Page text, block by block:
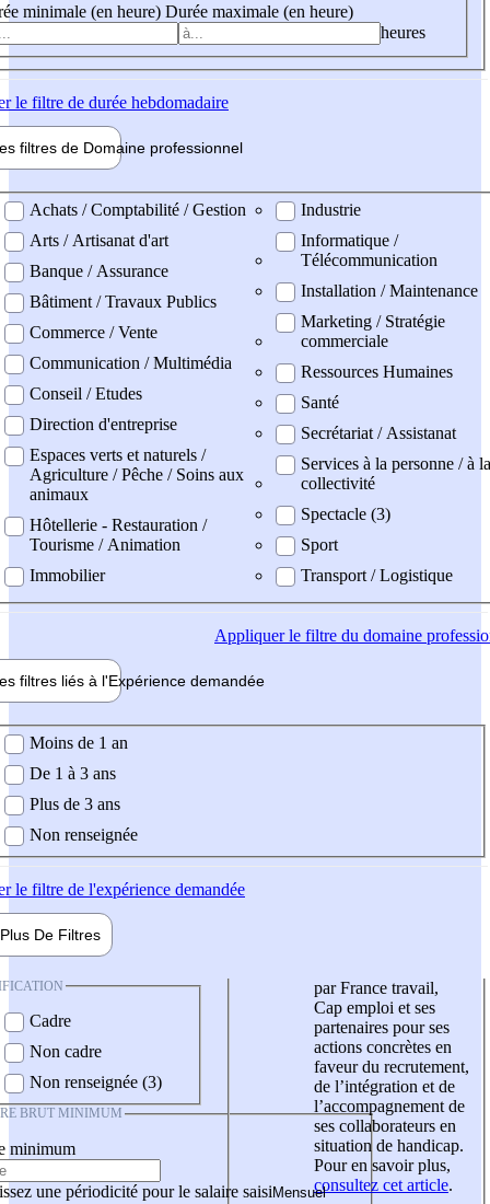
minimale (en heure) Durée maximale (en heure)
heures
le filtre de durée hebdomadaire
filtres de Domaine professionnel
professionel
Achats / Comptabilité / Gestion
Arts / Artisanat d'art
Banque / Assurance
Bâtiment / Travaux Publics
Commerce / Vente
Communication / Multimédia
Conseil / Etudes
Direction d'entreprise
Espaces verts et naturels /
Agriculture / Pêche / Soins aux
animaux
Hôtellerie - Restauration /
Tourisme / Animation
Immobilier
Industrie
Informatique /
Télécommunication
Installation / Maintenance
Marketing / Stratégie
commerciale
Ressources Humaines
Santé
Secrétariat / Assistanat
Services à la personne / à la
collectivité
Spectacle (3)
Sport
Transport / Logistique
Appliquerle filtre du domaine
filtres liés à l'Expérience demandée
demandée
Moins de 1 an
De 1 à 3 ans
Plus de 3 ans
Non renseignée
le filtre de l'expérience demandée
Plus De Filtres
Cadre
Non cadre
Non renseignée (3)
BRUT MINIMUM
minimum
une périodicité pour le salaire saisi
par France travail,
Cap emploi et ses
partenaires pour ses
actions concrètes en
faveur du recrutement,
de l’intégration et de
l’accompagnement de
ses collaborateurs en
situation de handicap.
Pour en savoir plus,
consultez cet article.